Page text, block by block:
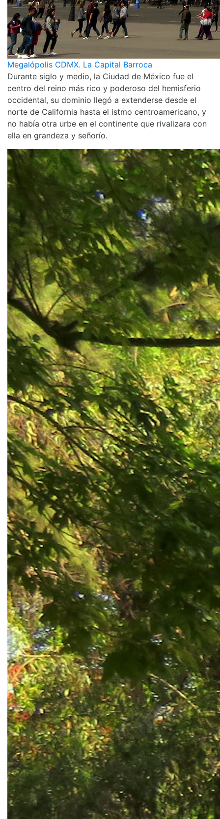
Megalópolis CDMX. La Capital Barroca
Durante siglo y medio, la Ciudad de México fue el
centro del reino más rico y poderoso del hemisferio
occidental, su dominio llegó a extenderse desde el
norte de California hasta el istmo centroamericano, y
no había otra urbe en el continente que rivalizara con
ella en grandeza y señorío.